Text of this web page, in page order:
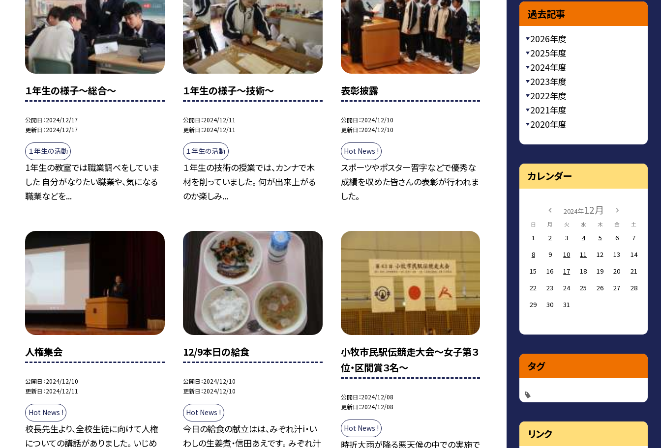
１年生の様子〜総合〜
公開日 2024/12/17
更新日 2024/12/17
１年生の活動
1年生の教室では職業調べをしていま
した 自分がなりたい職業や、気になる
職業などを...
１年生の様子〜技術〜
公開日 2024/12/11
更新日 2024/12/11
１年生の活動
１年生の技術の授業では、カンナで木
材を削っていました。 何が出来上がる
のか楽しみ...
表彰披露
公開日 2024/12/10
更新日 2024/12/10
Hot News !
スポーツやポスター習字などで優秀な
成績を収めた皆さんの表彰が行われま
した。
人権集会
公開日 2024/12/10
更新日 2024/12/11
Hot News !
校長先生より、全校生徒に向けて人権
についての講話がありました。 いじめ
12/9本日の給食
公開日 2024/12/10
更新日 2024/12/10
Hot News !
今日の給食の献立はは、みぞれ汁i・い
わしの生姜煮・信田あえです。 みぞれ汁
小牧市民駅伝競走大会〜女子第３
位・区間賞３名〜
公開日 2024/12/08
更新日 2024/12/08
Hot News !
時折大雨が降る悪天候の中での実施で
過去記事
2026年度
2025年度
2024年度
2023年度
2022年度
2021年度
2020年度
カレンダー
2024年12月
日 月 火 水 木 金 土
1 2 3 4 5 6
7
8
9 10 11 12 13
14
15
16 17 18 19 20
21
22
23 24 25 26 27
28
29
30 31
タグ
リンク